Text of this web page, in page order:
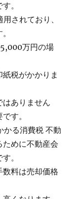
。
されており、
万円の場
税がかかりま
はありません
す。
かる消費税 不動
めに不動産会
。
数料は売却価格